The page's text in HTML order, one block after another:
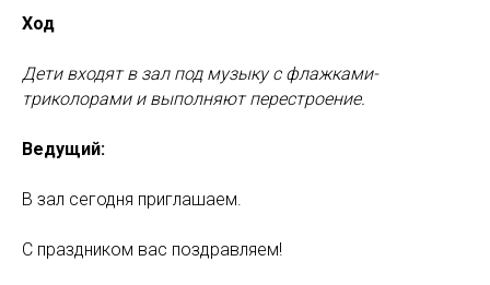
Ход
Дети входят в зал под музыку с флажками-
триколорами и выполняют перестроение.
Ведущий:
В зал сегодня приглашаем.
С праздником вас поздравляем!